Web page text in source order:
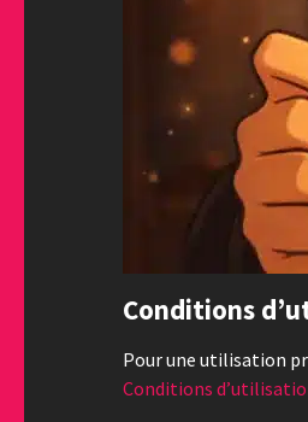
Conditions
Pour une utilisation
Conditions